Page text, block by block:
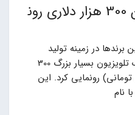
ال‌جی از یک تلویزیون 300 هزار دلاری رون
در زمینه تولید
تلویزیون در جهان است، از یک تلویزیون بسیار بزرگ 300
960 میلیون تومانی) رونمایی کرد. این